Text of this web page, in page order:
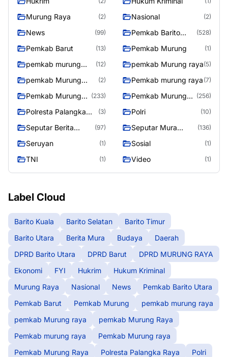
Murung Raya (2) Nasional (2)
News (99)
Pemkab Barito
(528)
Pemkab Barut (13) Pemkab Murung (1)
pemkab murung
(12) pemkab Murung raya(5)
pemkab Murung
(2) Pemkab murung raya (7)
Pemkab Murung
(233)
Pemkab Murung
(256)
Polresta Palangka
(3) Polri (10)
Seputar Berita
(97)
Seputar Mura
(136)
Seruyan (1) Sosial (1)
TNI (1) Video (1)
Label Cloud
Barito Kuala Barito Selatan
Barito Timur
Barito Utara
Berita Mura Budaya
Daerah
DPRD Barito Utara
DPRD Barut
DPRD MURUNG RAYA
Ekonomi
FYI Hukrim
Hukum Kriminal
Murung Raya
Nasional News
Pemkab Barito Utara
Pemkab Barut
Pemkab Murung
pemkab murung raya
pemkab Murung raya
pemkab Murung Raya
Pemkab murung raya
Pemkab Murung raya
Pemkab Murung Raya
Polresta Palangka Raya
Polri